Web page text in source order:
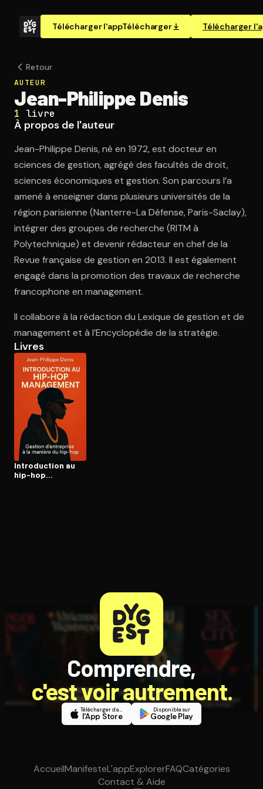
Télécharger l'appTélécharger Télécharger
Retour
AUTEUR
Jean-Philippe Denis
1 livre
À propos de l'auteur
Jean-Philippe Denis, né en 1972, est docteur en
sciences de gestion, agrégé des facultés de droit,
sciences économiques et gestion. Son parcours l’a
amené à enseigner dans plusieurs universités de la
région parisienne (Nanterre-La Défense, Paris-Saclay),
intégrer des groupes de recherche (RITM à
Polytechnique) et devenir rédacteur en chef de la
Revue française de gestion en 2013. Il est également
engagé dans la promotion des travaux de recherche
francophone en management.
Il collabore à la rédaction du Lexique de gestion et de
management et à l’Encyclopédie de la stratégie.
Livres
In­tro­duc­tion au
hip-hop
Comprendre,
c'est voir autrement.
Télécharger dans
l'App Store
Disponible sur
Google Play
AccueilManifesteL'appExplorerFAQCatégories
Contact & Aide